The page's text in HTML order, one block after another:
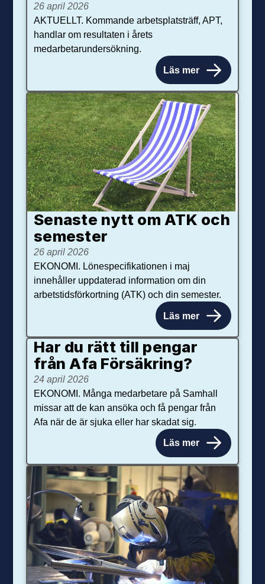
26 april 2026
AKTUELLT. Kommande arbetsplatsträff, APT,
handlar om resultaten i årets
medarbetarundersökning.
Läs mer
Senaste nytt om ATK och
se­mester
26 april 2026
EKONOMI. Lönespecifikationen i maj
innehåller uppdaterad information om din
arbetstidsförkortning (ATK) och din semester.
Läs mer
Har du rätt till pengar
från Afa Försäkring?
24 april 2026
EKONOMI. Många medarbetare på Samhall
missar att de kan ansöka och få pengar från
Afa när de är sjuka eller har skadat sig.
Läs mer